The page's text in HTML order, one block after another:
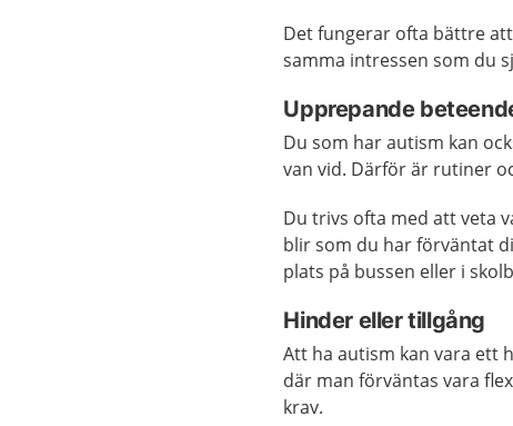
Det fungerar ofta bättre
samma intressen som du
Upprepande
Du som har autism kan
van vid. Därför är rutiner
Du trivs ofta med att veta
blir som du har förväntat
plats på bussen eller i
Hinder eller tillgång
Att ha autism kan vara ett
där man förväntas vara
krav.